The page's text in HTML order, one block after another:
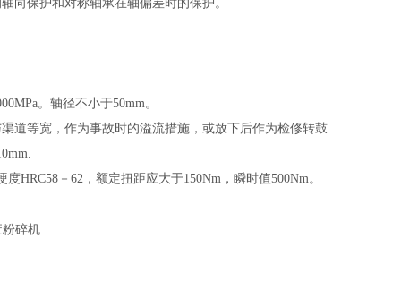
向保护和对称轴承在轴偏差时的保护。
。轴径不小于50mm。
道等宽，作为事故时的溢流措施，或放下后作为检修转鼓
度HRC58 － 62 ，额定扭距应大于150Nm ，瞬时值500Nm。